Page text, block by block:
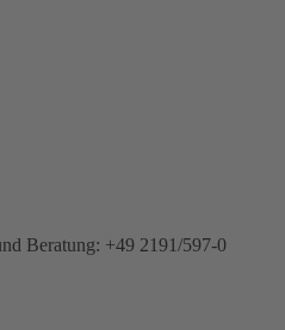
Beratung: +49 2191/597-0